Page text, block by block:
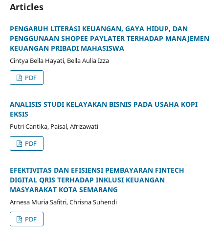
Articles
PENGARUH LITERASI KEUANGAN, GAYA HIDUP, DAN
PENGGUNAAN SHOPEE PAYLATER TERHADAP MANAJEMEN
KEUANGAN PRIBADI MAHASISWA
Cintya Bella Hayati, Bella Aulia Izza
PDF
ANALISIS STUDI KELAYAKAN BISNIS PADA USAHA KOPI
EKSIS
Putri Cantika, Paisal, Afrizawati
PDF
EFEKTIVITAS DAN EFISIENSI PEMBAYARAN FINTECH
DIGITAL QRIS TERHADAP INKLUSI KEUANGAN
MASYARAKAT KOTA SEMARANG
Arnesa Muria Safitri, Chrisna Suhendi
PDF